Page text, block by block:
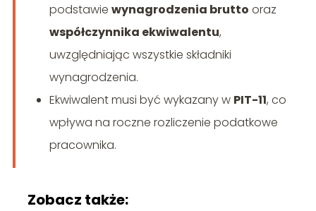
podstawie wynagrodzenia brutto oraz
współczynnika ekwiwalentu,
uwzględniając wszystkie składniki
wynagrodzenia.
Ekwiwalent musi być wykazany w PIT-11, co
wpływa na roczne rozliczenie podatkowe
pracownika.
Zobacz także: